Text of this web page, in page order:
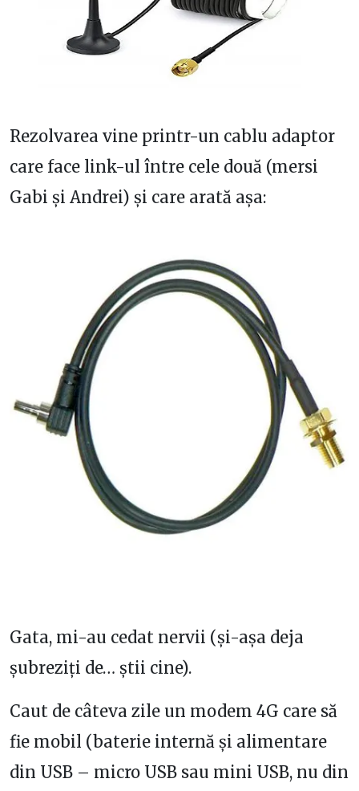
Rezolvarea vine printr-un cablu adaptor
care face link-ul între cele două (mersi
Gabi și Andrei) și care arată așa:
Gata, mi-au cedat nervii (și-așa deja
șubreziți de… știi cine).
Caut de câteva zile un modem 4G care să
fie mobil (baterie internă și alimentare
din USB – micro USB sau mini USB, nu din